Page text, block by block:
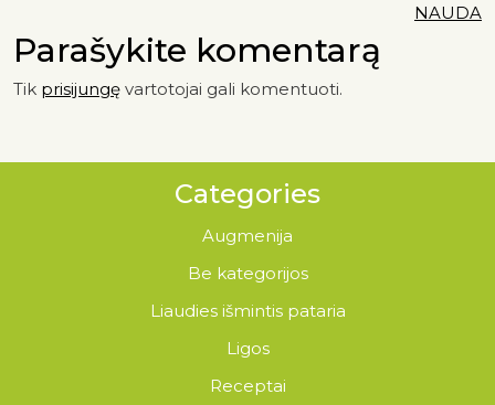
NAUDA
Parašykite komentarą
Tik prisijungę vartotojai gali komentuoti.
Categories
Augmenija
Be kategorijos
Liaudies išmintis pataria
Ligos
Receptai